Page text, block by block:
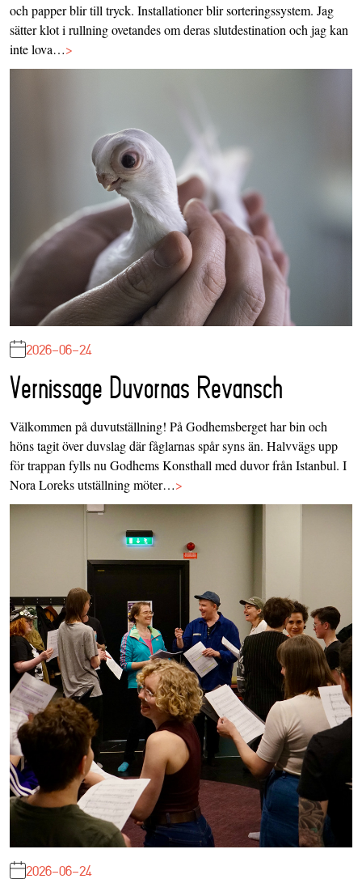
och papper blir till tryck. Installationer blir sorteringssystem. Jag
sätter klot i rullning ovetandes om deras slutdestination och jag kan
inte lova…>
2026-06-24
Vernissage Duvornas Revansch
Välkommen på duvutställning! På Godhemsberget har bin och
höns tagit över duvslag där fåglarnas spår syns än. Halvvägs upp
för trappan fylls nu Godhems Konsthall med duvor från Istanbul. I
Nora Loreks utställning möter…>
2026-06-24